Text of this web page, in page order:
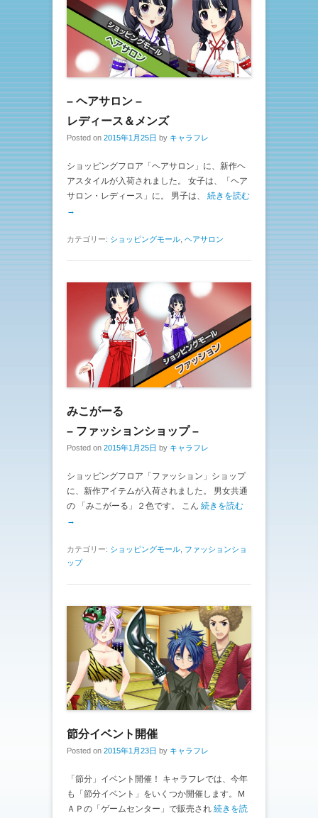
– ヘアサロン –
レディース＆メンズ
Posted on 2015年1月25日 by キャラフレ
ショッピングフロア「ヘアサロン」に、新作ヘ
アスタイルが入荷されました。 女子は、「ヘア
サロン・レディース」に。 男子は、 続きを読む
→
カテゴリー: ショッピングモール ヘアサロン
みこがーる
– ファッションショップ –
Posted on 2015年1月25日 by キャラフレ
ショッピングフロア「ファッション」ショップ
に、新作アイテムが入荷されました。 男女共通
の 「みこがーる」２色です。 こん 続きを読む
→
カテゴリー: ショッピングモール ファッションショ
ップ
節分イベント開催
Posted on 2015年1月23日 by キャラフレ
「節分」イベント開催！ キャラフレでは、今年
も「節分イベント」をいくつか開催します。Ｍ
ＡＰの「ゲームセンター」で販売され 続きを読